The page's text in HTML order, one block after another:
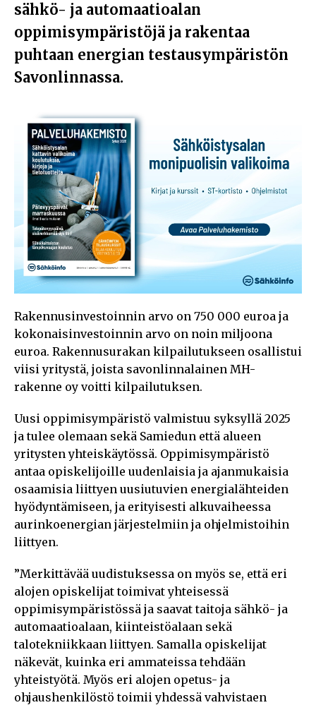
sähkö- ja automaatioalan
oppimisympäristöjä ja rakentaa
puhtaan energian testausympäristön
Savonlinnassa.
Rakennusinvestoinnin arvo on 750 000 euroa ja
kokonaisinvestoinnin arvo on noin miljoona
euroa. Rakennusurakan kilpailutukseen osallistui
viisi yritystä, joista savonlinnalainen MH-
rakenne oy voitti kilpailutuksen.
Uusi oppimisympäristö valmistuu syksyllä 2025
ja tulee olemaan sekä Samiedun että alueen
yritysten yhteiskäytössä. Oppimisympäristö
antaa opiskelijoille uudenlaisia ja ajanmukaisia
osaamisia liittyen uusiutuvien energialähteiden
hyödyntämiseen, ja erityisesti alkuvaiheessa
aurinkoenergian järjestelmiin ja ohjelmistoihin
liittyen.
”Merkittävää uudistuksessa on myös se, että eri
alojen opiskelijat toimivat yhteisessä
oppimisympäristössä ja saavat taitoja sähkö- ja
automaatioalaan, kiinteistöalaan sekä
talotekniikkaan liittyen. Samalla opiskelijat
näkevät, kuinka eri ammateissa tehdään
yhteistyötä. Myös eri alojen opetus- ja
ohjaushenkilöstö toimii yhdessä vahvistaen